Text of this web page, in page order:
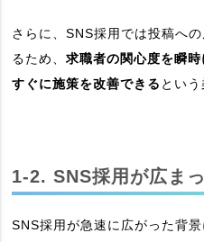
さらに、SNS採用では投稿へ
るため、求職者の関心度を瞬
すぐに施策を改善できる という
1-2. SNS採用が広ま
SNS採用が急速に広がった背